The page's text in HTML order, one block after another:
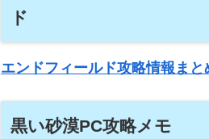
ド
エンドフィールド攻略情報まと
黒い砂漠PC攻略メモ